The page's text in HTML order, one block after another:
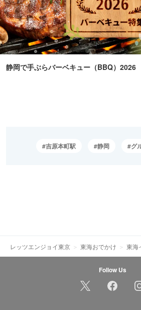
静岡で手ぶらバーベキュー（BBQ）2026
吉原本町駅 静岡 グ
レッツエンジョイ東京 東海おでかけ 東海
Follow Us